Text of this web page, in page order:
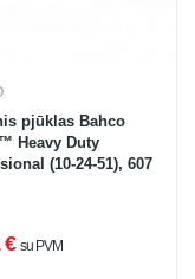
pjūklas Bahco
Heavy Duty
(10-24-51), 607
€ su PVM